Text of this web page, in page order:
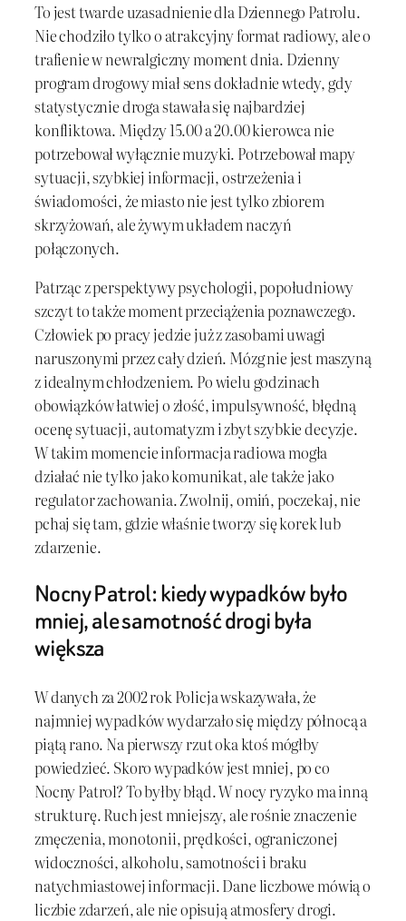
To jest twarde uzasadnienie dla Dzien­nego Patrolu.
Nie chodziło tylko o atrakcyjny format radiowy, ale o
trafienie w newralgiczny moment dnia. Dzienny
program drogowy miał sens dokładnie wtedy, gdy
statystycznie droga stawała się najbardziej
konfliktowa. Między 15.00 a 20.00 kierowca nie
potrzebował wyłącznie muzyki. Potrzebował mapy
sytuacji, szybkiej informacji, ostrzeżenia i
świadomości, że miasto nie jest tylko zbiorem
skrzyżowań, ale żywym układem naczyń
połączonych.
Patrząc z perspektywy psychologii, popołudniowy
szczyt to także moment przeciążenia poznawczego.
Człowiek po pracy jedzie już z zasobami uwagi
naruszonymi przez cały dzień. Mózg nie jest maszyną
z idealnym chłodzeniem. Po wielu godzinach
obowiązków łatwiej o złość, impulsywność, błędną
ocenę sytuacji, automatyzm i zbyt szybkie decyzje.
W takim momencie informacja radiowa mogła
działać nie tylko jako komunikat, ale także jako
regulator zachowania. Zwolnij, omiń, poczekaj, nie
pchaj się tam, gdzie właśnie tworzy się korek lub
zdarzenie.
Nocny Patrol: kiedy wypadków było
mniej, ale samotność drogi była
większa
W danych za 2002 rok Policja wskazywała, że
najmniej wypadków wydarzało się między północą a
piątą rano. Na pierwszy rzut oka ktoś mógłby
powiedzieć. Skoro wypadków jest mniej, po co
Nocny Patrol? To byłby błąd. W nocy ryzyko ma inną
strukturę. Ruch jest mniejszy, ale rośnie znaczenie
zmęczenia, monotonii, prędkości, ograniczonej
widoczności, alkoholu, samotności i braku
natychmiastowej informacji. Dane liczbowe mówią o
liczbie zdarzeń, ale nie opisują atmosfery drogi.